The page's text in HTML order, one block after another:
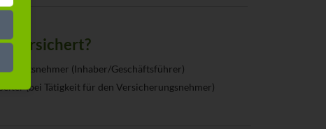
versichert?
(Inhaber/Geschäftsführer)
(bei Tätigkeit für den Versicherungsnehmer)